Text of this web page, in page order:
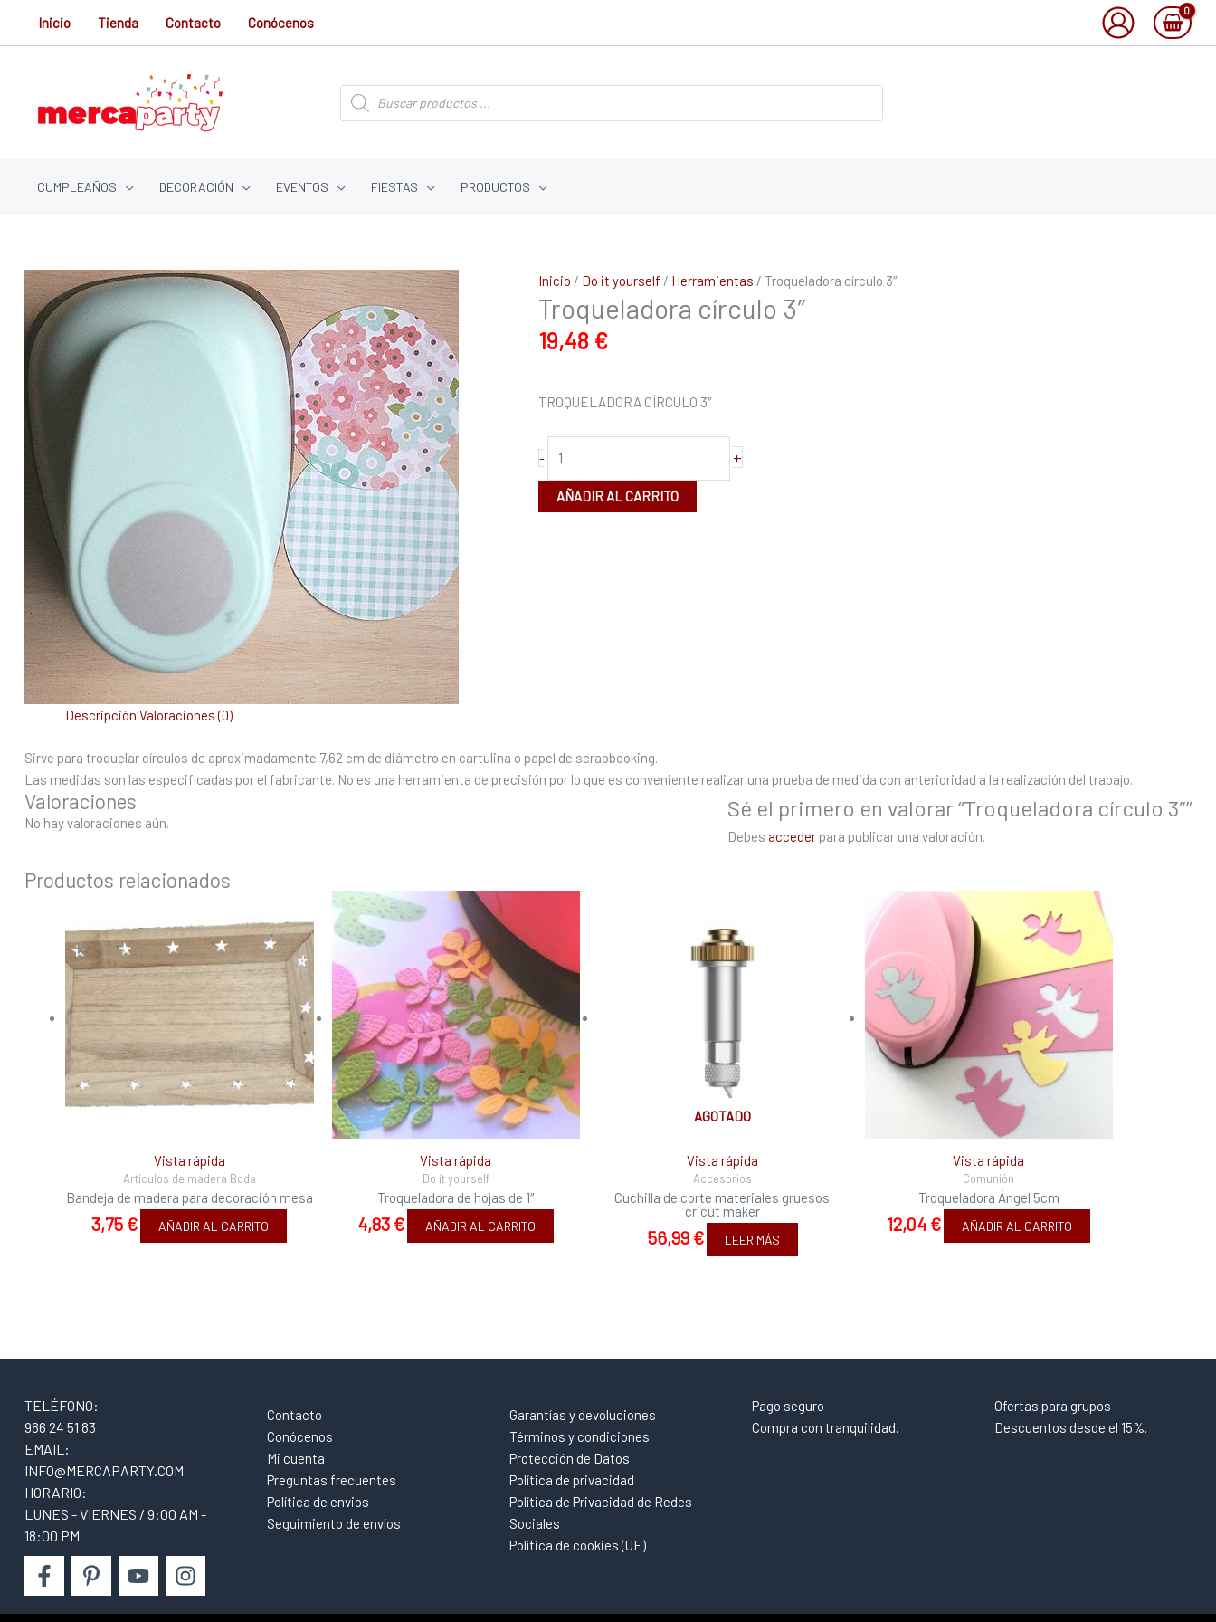
Inicio Tienda Contacto Conócenos
Búsqueda
de
productos
CUMPLEAÑOS DECORACIÓN EVENTOS FIESTAS PRODUCTOS
Inicio / Do it yourself / Herramientas / Troqueladora círculo 3″
Troqueladora círculo 3″
19,48 €
TROQUELADORA CÍRCULO 3″
-
Troqueladora
círculo
3"
cantidad
+
AÑADIR AL CARRITO
Descripción Valoraciones (0)
Sirve para troquelar círculos de aproximadamente 7,62 cm de diámetro en cartulina o papel de scrapbooking.
Las medidas son las especificadas por el fabricante. No es una herramienta de precisión por lo que es conveniente realizar una prueba de medida con anterioridad a la realización del trabajo.
Valoraciones
No hay valoraciones aún.
Sé el primero en valorar “Troqueladora círculo 3″”
Debes acceder para publicar una valoración.
Productos relacionados
Vista rápida
Artículos de madera Boda
Bandeja de madera para decoración mesa
3,75 € AÑADIR AL CARRITO
Vista rápida
Do it yourself
Troqueladora de hojas de 1″
4,83 € AÑADIR AL CARRITO
AGOTADO
Vista rápida
Accesorios
Cuchilla de corte materiales gruesos
cricut maker
56,99 € LEER MÁS
Vista rápida
Comunión
Troqueladora Ángel 5cm
12,04 € AÑADIR AL CARRITO
TELÉFONO:
986 24 51 83
EMAIL:
INFO@MERCAPARTY.COM
HORARIO:
LUNES - VIERNES / 9:00 AM -
18:00 PM
Contacto
Conócenos
Mi cuenta
Preguntas frecuentes
Política de envios
Seguimiento de envíos
Garantías y devoluciones
Términos y condiciones
Protección de Datos
Política de privacidad
Política de Privacidad de Redes
Sociales
Política de cookies (UE)
Pago seguro
Compra con tranquilidad.
Ofertas para grupos
Descuentos desde el 15%.